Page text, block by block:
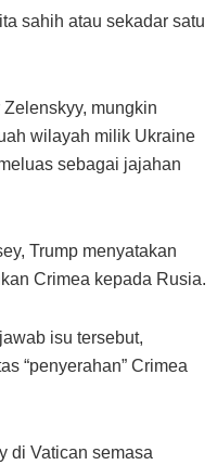
sahih atau sekadar satu
mungkin
wilayah milik Ukraine
sebagai jajahan
Trump menyatakan
Crimea kepada Rusia.
isu tersebut,
“penyerahan” Crimea
di Vatican semasa